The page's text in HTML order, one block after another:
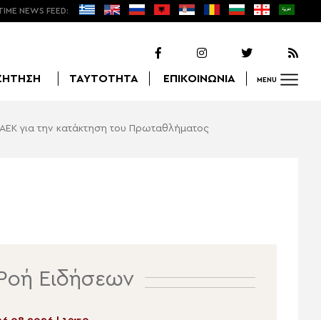
NEWS FEED:
ΤΑΥΤΟΤΗΤΑ ΕΠΙΚΟΙΝΩΝΙΑ MENU
Αναζήτηση
για την κατάκτηση του Πρωταθλήματος
Ειδήσεων